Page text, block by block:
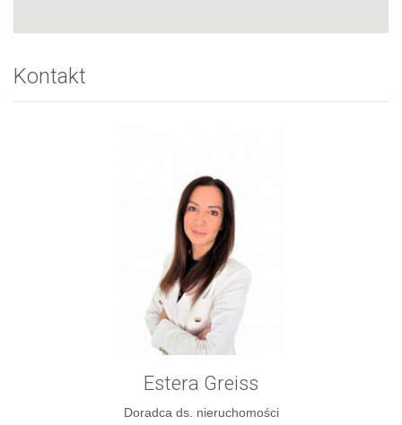
Kontakt
Estera Greiss
Doradca ds. nieruchomości